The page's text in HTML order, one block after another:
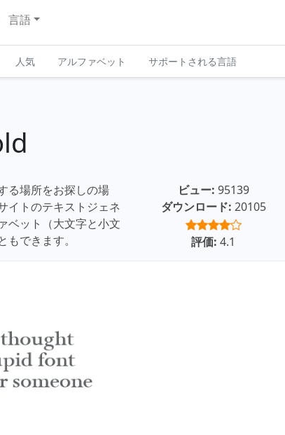
言語
人気 アルファベット サポートされる言語
る場所をお探しの場
イトのテキストジェネ
ベット（大文字と小文
できます。
ビュー: 95139
ダウンロード: 20105
評価: 4.1